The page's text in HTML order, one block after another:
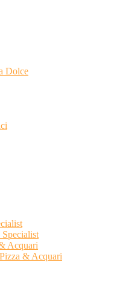
Dolce
Acquari
& Acquari